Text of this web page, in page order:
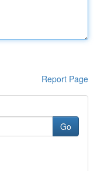
Report Page
Go